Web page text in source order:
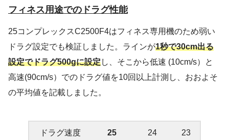
フィネス用途でのドラグ性能
25コンプレックスC2500F4はフィネス専用機のため弱い
ドラグ設定でも検証しました。ラインが1秒で30cm出る
設定でドラグ500gに設定し、そこから低速 (10cm/s）と
高速(90cm/s）でのドラグ値を10回以上計測し、おおよそ
の平均値を記載しました。
ドラグ速度
25
24
23